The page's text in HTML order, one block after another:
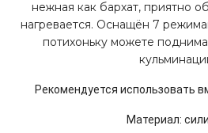
нежная как бархат, приятно
нагревается. Оснащён 7
потихоньку можете
Рекомендуется использовать
Mатериал: